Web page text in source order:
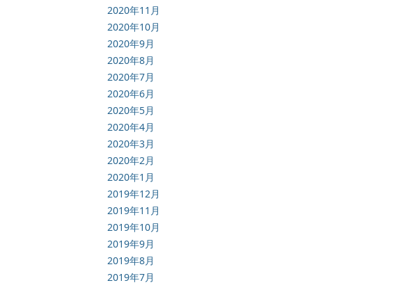
2020年11月
2020年10月
2020年9月
2020年8月
2020年7月
2020年6月
2020年5月
2020年4月
2020年3月
2020年2月
2020年1月
2019年12月
2019年11月
2019年10月
2019年9月
2019年8月
2019年7月